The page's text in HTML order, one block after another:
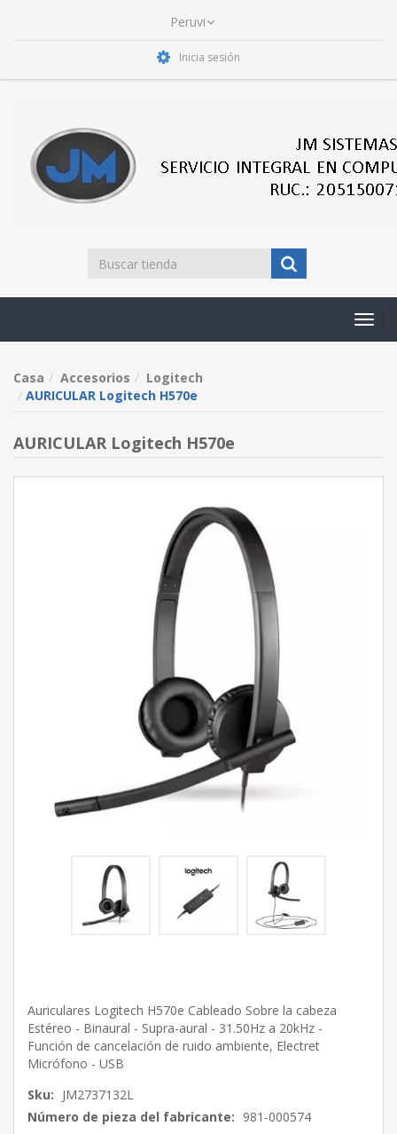
Inicia sesión
Casa Accesorios
Logitech
AURICULAR Logitech H570e
AURICULAR Logitech H570e
Auriculares Logitech H570e Cableado Sobre la cabeza
Estéreo - Binaural - Supra-aural - 31.50Hz a 20kHz -
Función de cancelación de ruido ambiente, Electret
Micrófono - USB
Sku: JM2737132L
Número de pieza del fabricante: 981-000574